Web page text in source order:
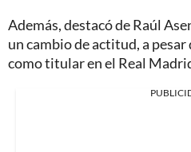
Además, destacó de Raúl
un cambio de actitud, a
como titular en el Real